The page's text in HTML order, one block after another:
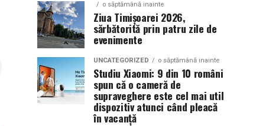
o săptămână inainte
Ziua Timișoarei 2026,
sărbătorită prin patru zile de
evenimente
UNCATEGORIZED o săptămână inainte
Studiu Xiaomi: 9 din 10 români
spun că o cameră de
supraveghere este cel mai util
dispozitiv atunci când pleacă
în vacanță